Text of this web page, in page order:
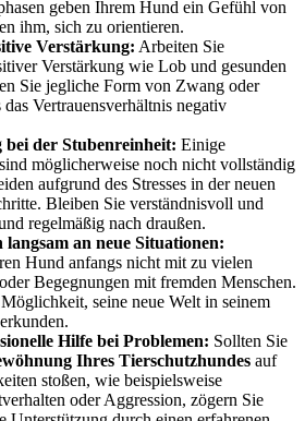
geben Ihrem Hund ein Gefühl von
ihm, sich zu orientieren.
Verstärkung: Arbeiten Sie
Verstärkung wie Lob und gesunden
Sie jegliche Form von Zwang oder
Vertrauensverhältnis negativ
bei der Stubenreinheit: Einige
sind möglicherweise noch nicht vollständig
aufgrund des Stresses in der neuen
Bleiben Sie verständnisvoll und
regelmäßig nach draußen.
langsam an neue Situationen:
Hund anfangs nicht mit zu vielen
Begegnungen mit fremden Menschen.
seine neue Welt in seinem
Hilfe bei Problemen: Sollten Sie
Ihres Tierschutzhundes auf
stoßen, wie beispielsweise
oder Aggression, zögern Sie